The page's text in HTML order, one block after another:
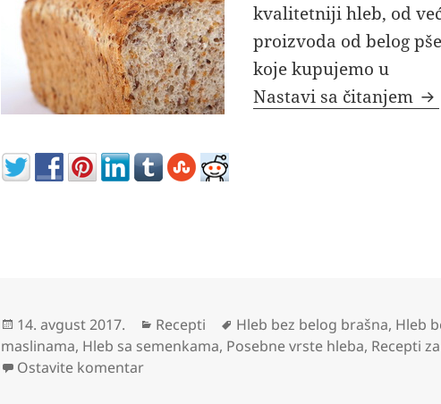
kvalitetniji hleb, od
proizvoda od belog
koje kupujemo u
Nastavi sa čitanjem
Objavljeno
14. avgust 2017. Kategorije
Recepti Oznake
Hleb bez belog brašna, Hleb
maslinama, Hleb sa semenkama, Posebne vrste hleba, Recepti
Ostavite komentarna Kako napraviti domaći hrono hleb koji